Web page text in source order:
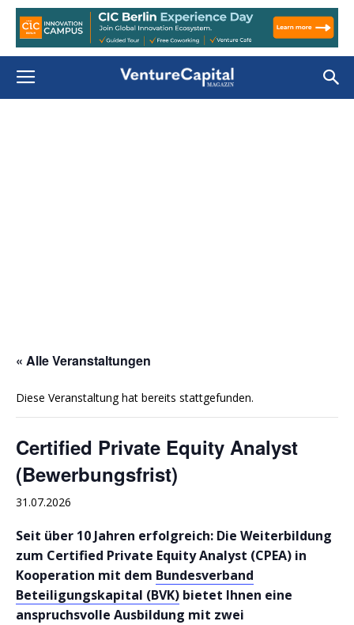
« Alle Veranstaltungen
Diese Veranstaltung hat bereits stattgefunden.
Certified Private Equity Analyst
(Bewerbungsfrist)
31.07.2026
Seit über 10 Jahren erfolgreich: Die Weiterbildung
zum Certified Private Equity Analyst (CPEA) in
Kooperation mit dem Bundesverband
Beteiligungskapital (BVK) bietet Ihnen eine
anspruchsvolle Ausbildung mit zwei